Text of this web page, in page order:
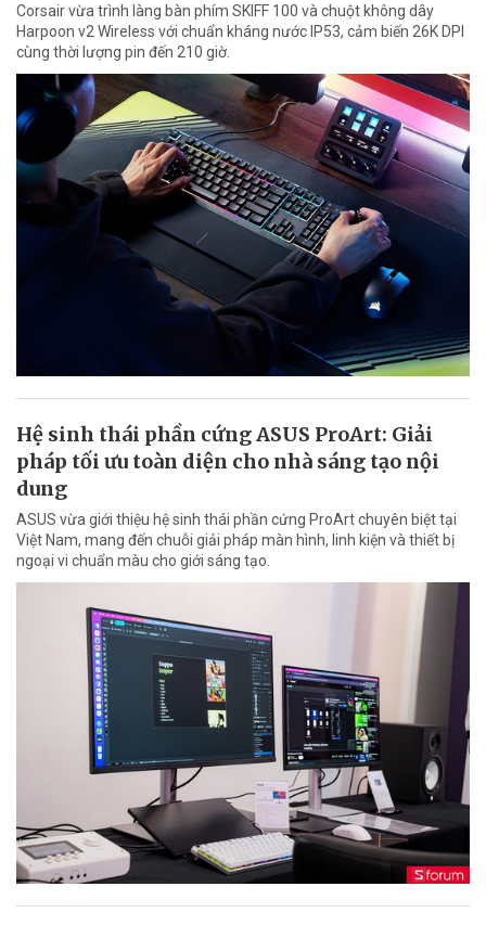
Corsair vừa trình làng bàn phím SKIFF 100 và chuột không dây
Harpoon v2 Wireless với chuẩn kháng nước IP53, cảm biến 26K DPI
cùng thời lượng pin đến 210 giờ.
Hệ sinh thái phần cứng ASUS ProArt: Giải
pháp tối ưu toàn diện cho nhà sáng tạo nội
dung
ASUS vừa giới thiệu hệ sinh thái phần cứng ProArt chuyên biệt tại
Việt Nam, mang đến chuỗi giải pháp màn hình, linh kiện và thiết bị
ngoại vi chuẩn màu cho giới sáng tạo.